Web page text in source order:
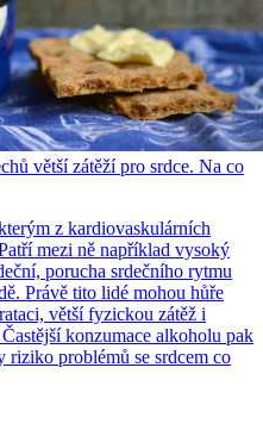
větší zátěží pro srdce. Na co
z kardiovaskulárních
mezi ně například vysoký
porucha srdečního rytmu
Právě tito lidé mohou hůře
větší fyzickou zátěž i
konzumace alkoholu pak
riziko problémů se srdcem co